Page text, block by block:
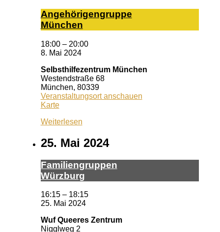
An­ge­hö­ri­gen­grup­pe
Mün­chen
18:00 – 20:00
8. Mai 2024
Selbsthilfezentrum München
Westendstraße 68
München, 80339
Veranstaltungsort anschauen
KarteSelbsthilfezentrum
Weiterlesen
25. Mai 2024
Fa­mi­li­en­grup­pen
Würz­burg
16:15 – 18:15
25. Mai 2024
Wuf Queeres Zentrum
Nigglweg 2